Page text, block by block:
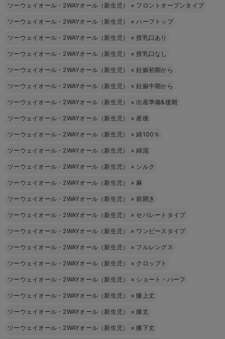
ツーウェイオール・2WAYオール（新生児） × フロントオープンタイプ
ツーウェイオール・2WAYオール（新生児） ×ハーフトップ
ツーウェイオール・2WAYオール（新生児） ×授乳口あり
ツーウェイオール・2WAYオール（新生児） ×授乳口なし
ツーウェイオール・2WAYオール（新生児） ×妊娠初期から
ツーウェイオール・2WAYオール（新生児） ×妊娠中期から
ツーウェイオール・2WAYオール（新生児） × 出産準備&後期
ツーウェイオール・2WAYオール（新生児） × 産後
ツーウェイオール・2WAYオール（新生児） ×綿100％
ツーウェイオール・2WAYオール（新生児） ×綿混
ツーウェイオール・2WAYオール（新生児） × シルク
ツーウェイオール・2WAYオール（新生児） × 麻
ツーウェイオール・2WAYオール（新生児） ×前開き
ツーウェイオール・2WAYオール（新生児） × セパレートタイプ
ツーウェイオール・2WAYオール（新生児） × ワンピースタイプ
ツーウェイオール・2WAYオール（新生児） × フルレングス
ツーウェイオール・2WAYオール（新生児） × クロップト
ツーウェイオール・2WAYオール（新生児） × ショート・ハーフ
ツーウェイオール・2WAYオール（新生児） × 膝上丈
ツーウェイオール・2WAYオール（新生児） × 膝丈
ツーウェイオール・2WAYオール（新生児） × 膝下丈